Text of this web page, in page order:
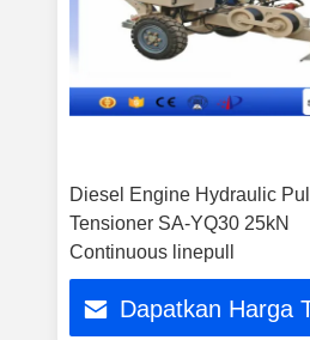
Diesel Engine Hydraulic
Tensioner SA-YQ30 25kN
Continuous linepull
Dapatkan Harga